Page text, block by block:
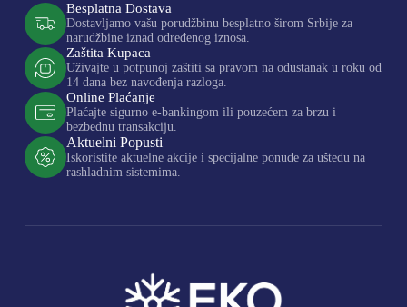
Besplatna Dostava
Dostavljamo vašu porudžbinu besplatno širom Srbije za
narudžbine iznad određenog iznosa.
Zaštita Kupaca
Uživajte u potpunoj zaštiti sa pravom na odustanak u roku od
14 dana bez navođenja razloga.
Online Plaćanje
Plaćajte sigurno e-bankingom ili pouzećem za brzu i
bezbednu transakciju.
Aktuelni Popusti
Iskoristite aktuelne akcije i specijalne ponude za uštedu na
rashladnim sistemima.